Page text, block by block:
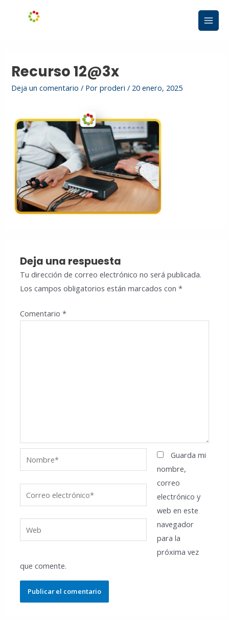
Main
Recurso 12@3x
Deja un comentario / Porproderi/ 20 enero, 2025
Deja una respuesta
Tu dirección de correo electrónico no será publicada.
Los campos obligatorios están marcados con*
Comentario*
Nombre*
electrónico*
Guarda mi
nombre,
correo
electrónico y
web en este
navegador
para la
próxima vez
que comente.